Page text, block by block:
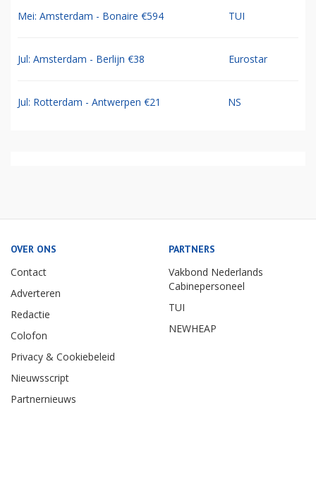
Mei: Amsterdam - Bonaire €594 TUI
Jul: Amsterdam - Berlijn €38 Eurostar
Jul: Rotterdam - Antwerpen €21 NS
OVER ONS
Contact
Adverteren
Redactie
Colofon
Privacy & Cookiebeleid
Nieuwsscript
Partnernieuws
PARTNERS
Vakbond Nederlands
Cabinepersoneel
TUI
NEWHEAP